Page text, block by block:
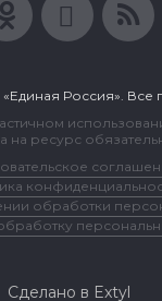
Россия».
на ресурс
обработки
Сделано в Extyl